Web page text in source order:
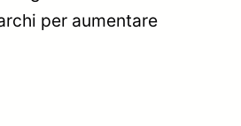
per aumentare